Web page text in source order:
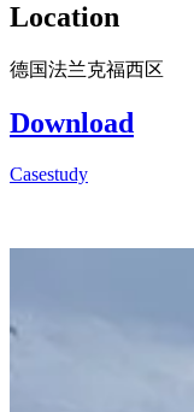
Location
德国法兰克福西区
Download
Casestudy